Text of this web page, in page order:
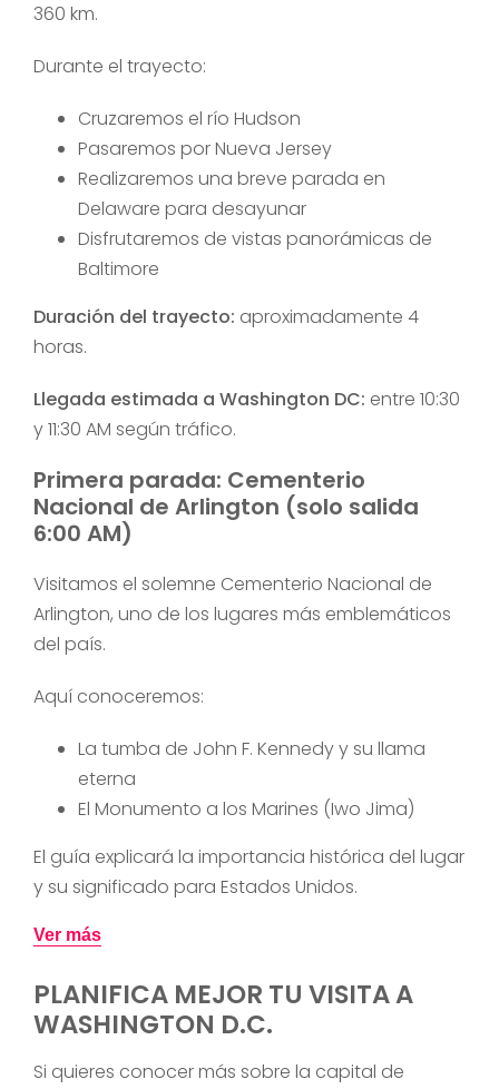
360 km.
Durante el trayecto:
Cruzaremos el río Hudson
Pasaremos por Nueva Jersey
Realizaremos una breve parada en
Delaware para desayunar
Disfrutaremos de vistas panorámicas de
Baltimore
Duración del trayecto: aproximadamente 4
horas.
Llegada estimada a Washington DC: entre 10:30
y 11:30 AM según tráfico.
Primera parada: Cementerio
Nacional de Arlington (solo salida
6:00 AM)
Visitamos el solemne Cementerio Nacional de
Arlington, uno de los lugares más emblemáticos
del país.
Aquí conoceremos:
La tumba de John F. Kennedy y su llama
eterna
El Monumento a los Marines (Iwo Jima)
El guía explicará la importancia histórica del lugar
y su significado para Estados Unidos.
Ver más
PLANIFICA MEJOR TU VISITA A
WASHINGTON D.C.
Si quieres conocer más sobre la capital de